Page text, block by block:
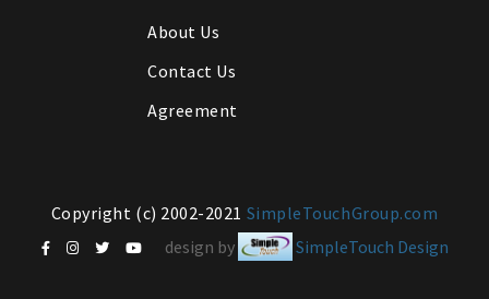
About Us
Contact Us
Agreement
Copyright (c) 2002-2021 SimpleTouchGroup.com
design by
SimpleTouch Design